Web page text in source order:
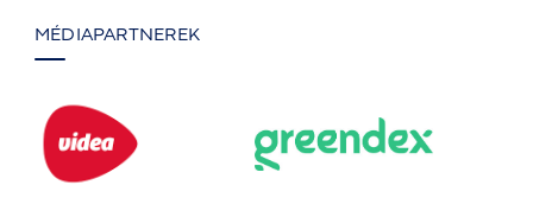
MÉDIAPARTNEREK